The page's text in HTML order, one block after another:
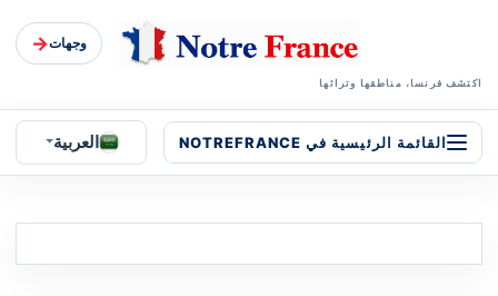
اكتشف فرنسا، مناطقها وتراثها
وجهات→
القائمة الرئيسية في NOTREFRANCE العربية